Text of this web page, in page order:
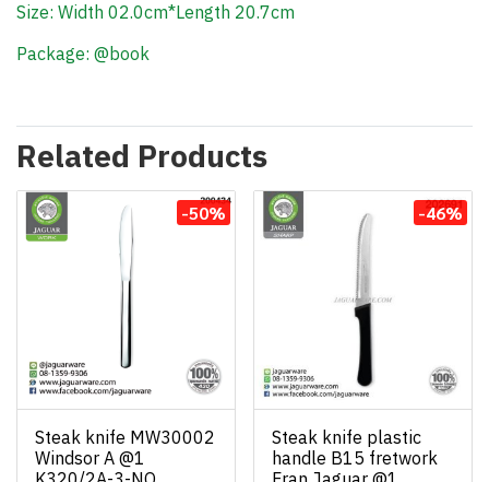
Size: Width 02.0cm*Length 20.7cm
Package: @book
Related Products
-50%
Steak knife MW30002
Windsor A @1
-46%
Steak knife plastic
handle B15 fretwork